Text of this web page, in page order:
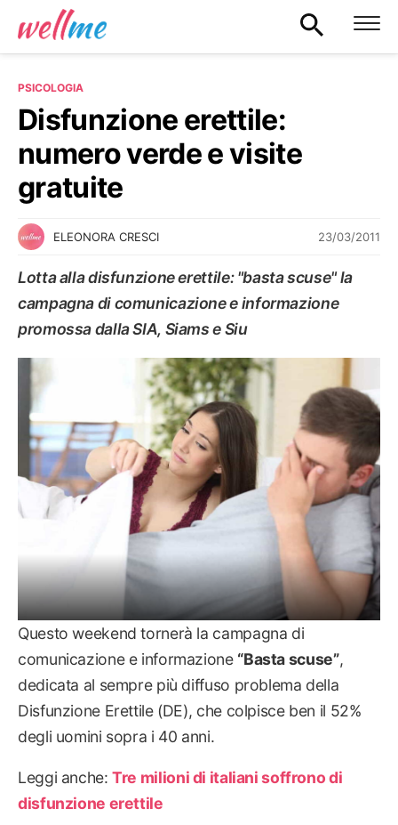
PSICOLOGIA
Disfunzione erettile:
numero verde e visite
gratuite
ELEONORA CRESCI 23/03/2011
Lotta alla disfunzione erettile: "basta scuse" la
campagna di comunicazione e informazione
promossa dalla SIA, Siams e Siu
Questo weekend tornerà la campagna di
comunicazione e informazione “Basta scuse”,
dedicata al sempre più diffuso problema della
Disfunzione Erettile (DE), che colpisce ben il 52%
degli uomini sopra i 40 anni.
Leggi anche:Tre milioni di italiani soffrono di
disfunzione erettile